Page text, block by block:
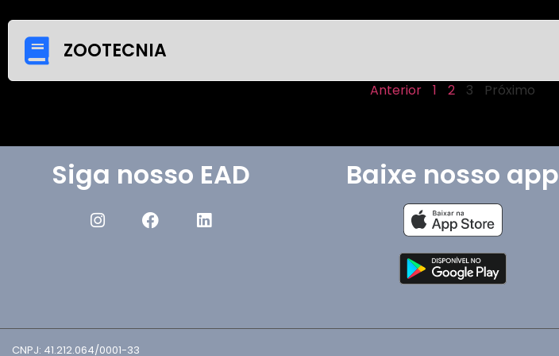
ZOOTECNIA
Anterior 1 2 3 Próximo
Siga nosso EAD Baixe nosso app
CNPJ: 41.212.064/0001-33